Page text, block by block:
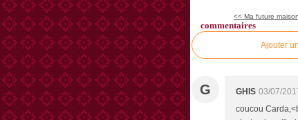
<< Ma future
commentaires
Ajouter
G GHIS 03/07/
coucou